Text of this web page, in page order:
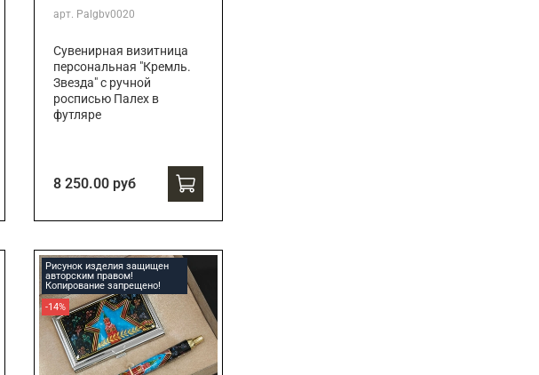
арт. Palgbv0020
Сувенирная визитница
персональная "Кремль.
Звезда" с ручной
росписью Палех в
футляре
8 250.00 руб
Рисунок изделия защищен
авторским правом!
Копирование запрещено!
-14%